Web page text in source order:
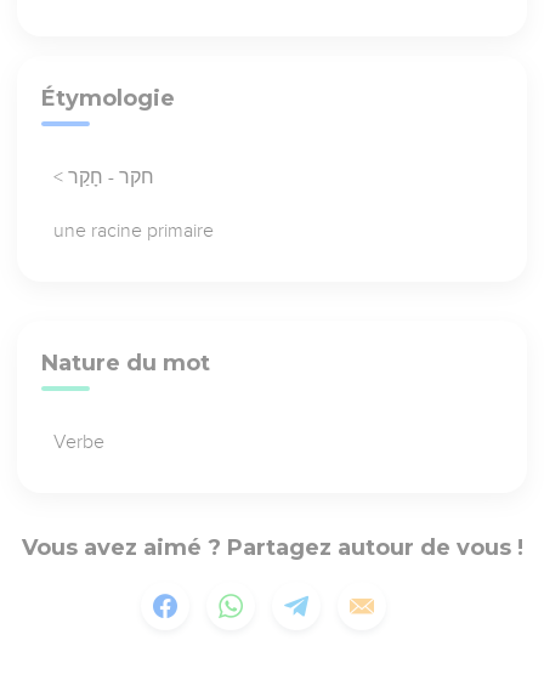
Étymologie
< חקר - חָקַר
une racine primaire
Nature du mot
Verbe
Vous avez aimé ? Partagez autour de vous !